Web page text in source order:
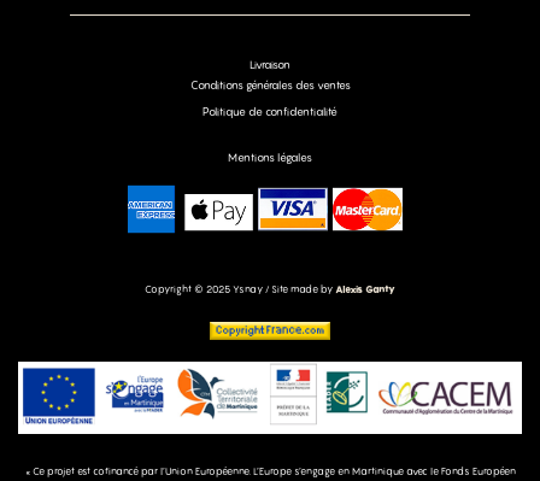
Copyright © 2025 Ysnay / Site made by Alexis Ganty
Mentions légales
Politique de confidentialité
Conditions générales des ventes
Livraison
« Ce projet est cofinancé par l’Union Européenne. L’Europe s’engage en Martinique avec le Fonds Européen